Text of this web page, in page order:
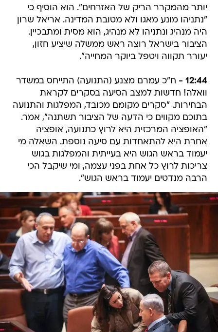
יותר מהמקרר הריק של האזרחים". הוא הוסיף כי
"נתניהו מונע מאגו ולא מטובת המדינה. אריאל שרון
היה מנהיג ונתניהו לא מנהיג, הוא מסית ומתבכיין.
הציבור בישראל רוצה ראש ממשלה שיציע חזון,
יעורר תקווה ויטפל ביוקר המחייה".
12:44 -
ח"כ עמרם מצנע (התנועה) התייחס במשדר
וואלה! חדשות למצב הסיעה בסקרים לקראת
הבחירות. "סקרים מקומם מכובד, המפלגות והתנועה
בתוכם מקווים כי הדעה של הציבור תשתנה", אמר.
"האופציה המרכזית היא לרוץ כתנועה, אופציה
אחרת היא להתאחדות עם סיעה נוספת. השאלה מי
יעמוד בראש הגוש היא בעייתית והמפלגות בגוש
צריכות לרוץ כל אחת בפני עצמה, ומי שיקבל הכי
הרבה מנדטים יעמוד בראש הגוש".